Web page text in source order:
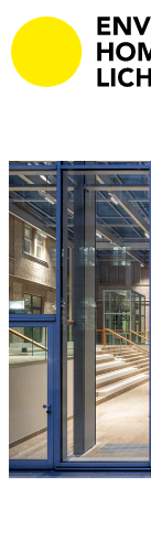
Alle